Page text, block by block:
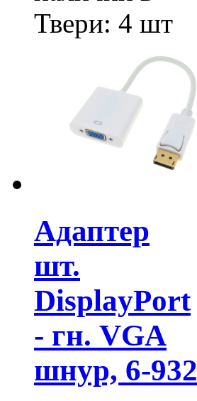
Твери: 4 шт
Адаптер
шт.
DisplayPort
- гн. VGA
шнур, 6-932